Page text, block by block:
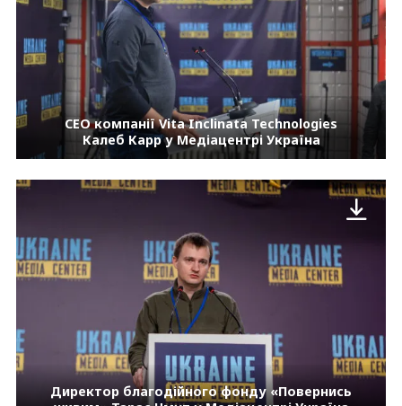
CEO компанії Vita Inclinata Technologies
Калеб Карр у Медіацентрі Україна
Директор благодійного фонду «Повернись